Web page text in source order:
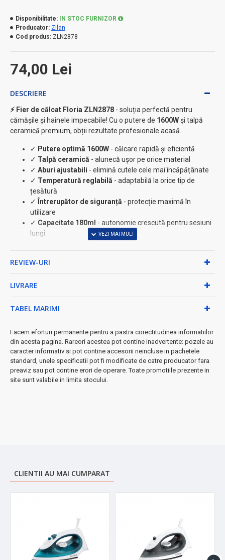
74,00 Lei
Disponibilitate:
IN STOC FURNIZOR
Producator: Zilan
Cod produs: ZLN2878
DESCRIERE
⚡ Fier de călcat Floria ZLN2878 - soluția perfectă pentru
cămășile și hainele impecabile! Cu o putere de 1600Wși talpă
ceramică premium, obții rezultate profesionale acasă.
✓ Putere optimă 1600W - călcare rapidă și eficientă
✓ Talpă ceramică - alunecă ușor pe orice material
✓ Aburi ajustabili - elimină cutele cele mai încăpățânate
✓ Temperatură reglabilă - adaptabilă la orice tip de
țesătură
✓
Întrerupător de siguranță - protecție maximă în
utilizare
✓ Capacitate 180ml - autonomie crescută pentru sesiuni
lungi
• Design ergonomic și compact (25x10x13 cm)
• Cablu extensibil 130 cm pentru libertate de mișcare
de călcat.
Investește în calitate și eficiență!
REVIEW-URI
LIVRARE
TABEL MARIMI
Facem eforturi permanente pentru a pastra corectitudinea informatiilor
din acesta pagina. Rareori acestea pot contine inadvertente: pozele au
caracter informativ si pot contine accesorii neincluse in pachetele
standard, unele specificatii pot fi modificate de catre producator fara
preaviz sau pot contine erori de operare. Toate promotiile prezente in
site sunt valabile in limita stocului.
CLIENTII AU MAI CUMPARAT